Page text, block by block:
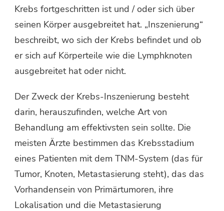
Krebs fortgeschritten ist und / oder sich über
seinen Körper ausgebreitet hat. „Inszenierung“
beschreibt, wo sich der Krebs befindet und ob
er sich auf Körperteile wie die Lymphknoten
ausgebreitet hat oder nicht.
Der Zweck der Krebs-Inszenierung besteht
darin, herauszufinden, welche Art von
Behandlung am effektivsten sein sollte. Die
meisten Ärzte bestimmen das Krebsstadium
eines Patienten mit dem TNM-System (das für
Tumor, Knoten, Metastasierung steht), das das
Vorhandensein von Primärtumoren, ihre
Lokalisation und die Metastasierung